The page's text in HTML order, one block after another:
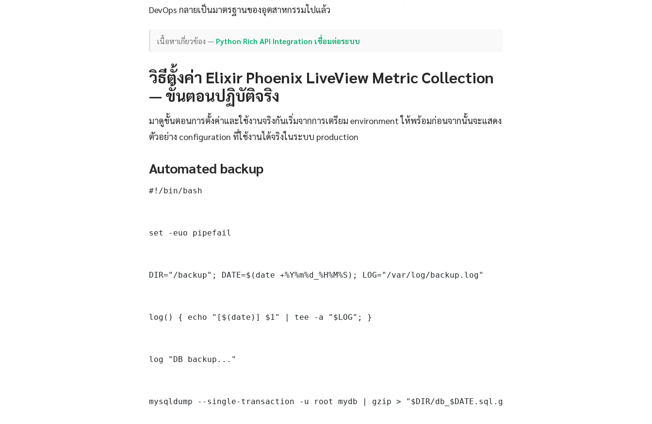
DevOps กลายเป็นมาตรฐานของอุตสาหกรรมไปแล้ว
เนื้อหาเกี่ยวข้อง — Python Rich API Integration เชื่อมต่อระบบ
วิธีตั้งค่า Elixir Phoenix LiveView Metric Collection
— ขั้นตอนปฏิบัติจริง
มาดูขั้นตอนการตั้งค่าและใช้งานจริงกันเริ่มจากการเตรียม environment ให้พร้อมก่อนจากนั้นจะแสดง
ตัวอย่าง configuration ที่ใช้งานได้จริงในระบบ production
Automated backup
#!/bin/bash
set -euo pipefail
DIR="/backup"; DATE=$(date +%Y%m%d_%H%M%S); LOG="/var/log/backup.log"
log() { echo "[$(date)] $1" | tee -a "$LOG"; }
log "DB backup..."
mysqldump --single-transaction -u root mydb | gzip > "$DIR/db_$DATE.sql.gz"